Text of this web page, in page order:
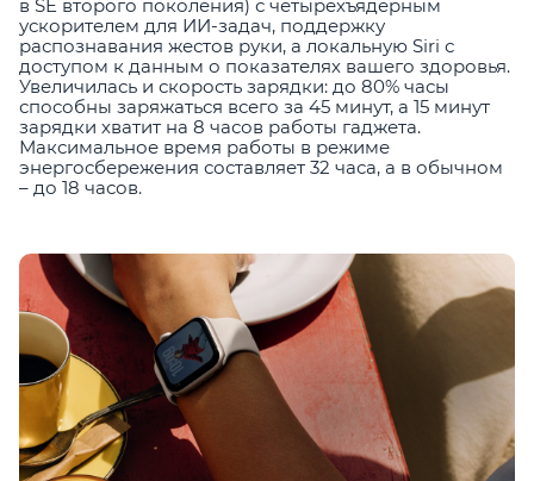
в SE второго поколения) с четырёхъядерным
ускорителем для ИИ-задач, поддержку
распознавания жестов руки, а локальную Siri с
доступом к данным о показателях вашего здоровья.
Увеличилась и скорость зарядки: до 80% часы
способны заряжаться всего за 45 минут, а 15 минут
зарядки хватит на 8 часов работы гаджета.
Максимальное время работы в режиме
энергосбережения составляет 32 часа, а в обычном
– до 18 часов.